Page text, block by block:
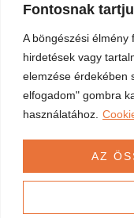
Fontosnak
A böngészési élmény
hirdetések vagy
elemzése érdekében
elfogadom" gombra
használatához.
AZ